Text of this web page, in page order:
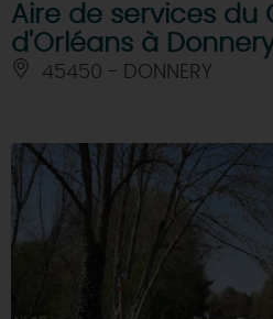
Aire de services du
d'Orléans à
45450 - DONNERY